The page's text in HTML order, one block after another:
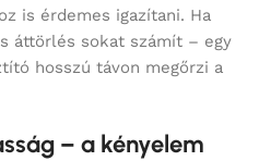
is érdemes igazítani. Ha
áttörlés sokat számít – egy
hosszú távon megőrzi a
– a kényelem